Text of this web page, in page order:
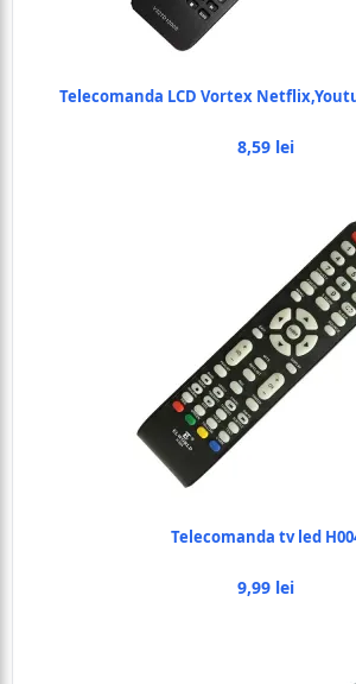
Telecomanda LCD Vortex
8,59 lei
Telecomanda tv led
9,99 lei